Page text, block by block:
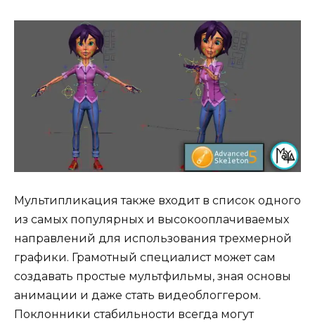
Мультипликация также входит в список одного
из самых популярных и высокооплачиваемых
направлений для использования трехмерной
графики. Грамотный специалист может сам
создавать простые мультфильмы, зная основы
анимации и даже стать видеоблоггером.
Поклонники стабильности всегда могут